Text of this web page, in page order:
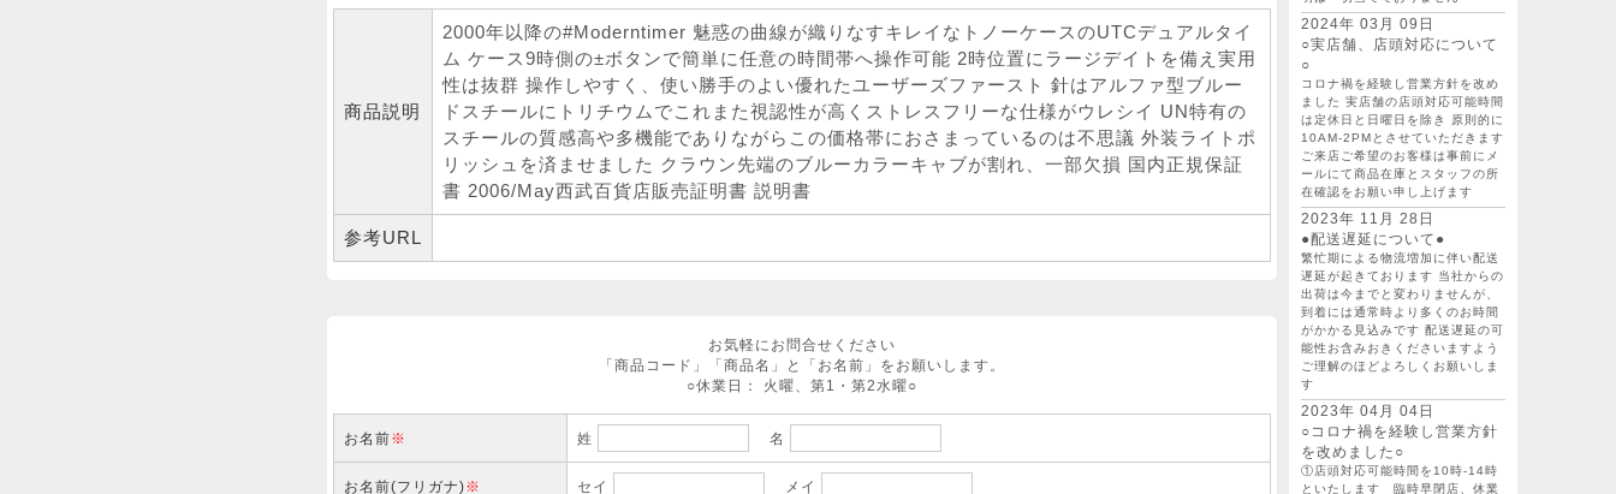
商品説明
2000年以降の#Moderntimer 魅惑の曲線が織りなすキレイなトノーケースのUTCデュアルタイ
ム ケース9時側の±ボタンで簡単に任意の時間帯へ操作可能 2時位置にラージデイトを備え実用
性は抜群 操作しやすく、使い勝手のよい優れたユーザーズファースト 針はアルファ型ブルー
ドスチールにトリチウムでこれまた視認性が高くストレスフリーな仕様がウレシイ UN特有の
スチールの質感高や多機能でありながらこの価格帯におさまっているのは不思議 外装ライトポ
リッシュを済ませました クラウン先端のブルーカラーキャブが割れ、一部欠損 国内正規保証
書 2006/May西武百貨店販売証明書 説明書
参考URL
お気軽にお問合せください
「商品コード」「商品名」と「お名前」をお願いします。
○休業日： 火曜、第1・第2水曜○
お名前※ 姓 名
お名前(フリガナ)※ セイ メイ
2024年 03月 09日
○実店舗、店頭対応について
○
コロナ禍を経験し営業方針を改め
ました 実店舗の店頭対応可能時間
は定休日と日曜日を除き 原則的に
10AM-2PMとさせていただきます
ご来店ご希望のお客様は事前にメ
ールにて商品在庫とスタッフの所
在確認をお願い申し上げます
2023年 11月 28日
●配送遅延について●
繁忙期による物流増加に伴い配送
遅延が起きております 当社からの
出荷は今までと変わりませんが、
到着には通常時より多くのお時間
がかかる見込みです 配送遅延の可
能性お含みおきくださいますよう
ご理解のほどよろしくお願いしま
す
2023年 04月 04日
○コロナ禍を経験し営業方針
を改めました○
①店頭対応可能時間を10時-14時
といたします 臨時早閉店、休業